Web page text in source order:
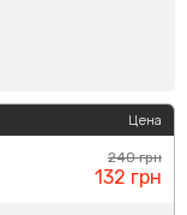
Цена
240 грн
132 грн